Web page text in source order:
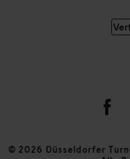
© 2026 Düsseldorfer